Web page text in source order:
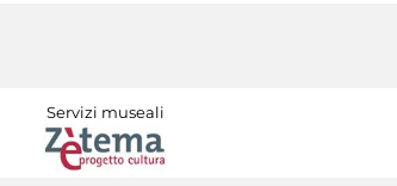
Servizi museali